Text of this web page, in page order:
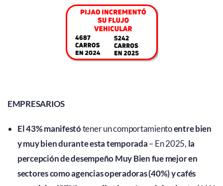
EMPRESARIOS
El 43% manifestótener un comportamientoentre bien
y muy bien durante esta temporada– En 2025, la
percepción de desempeño Muy Bien fue mejor en
sectores como agencias operadoras (40%) y cafés